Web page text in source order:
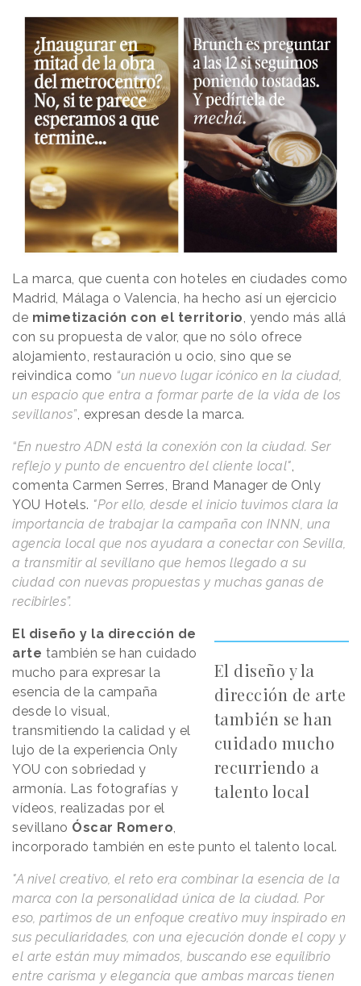
La marca, que cuenta con hoteles en ciudades como
Madrid, Málaga o Valencia, ha hecho así un ejercicio
de mimetización con el territorio , yendo más allá
con su propuesta de valor, que no sólo ofrece
alojamiento, restauración u ocio, sino que se
reivindica como “un nuevo lugar icónico en la ciudad,
un espacio que entra a formar parte de la vida de los
sevillanos” , expresan desde la marca.
“En nuestro ADN está la conexión con la ciudad. Ser
reflejo y punto de encuentro del cliente local"
comenta Carmen Serres, Brand Manager de Only
YOU Hotels. "Por ello, desde el inicio tuvimos clara la
importancia de trabajar la campaña con INNN, una
agencia local que nos ayudara a conectar con Sevilla,
a transmitir al sevillano que hemos llegado a su
ciudad con nuevas propuestas y muchas ganas de
recibirles”.
El diseño y la
dirección de arte
también se han
cuidado mucho
recurriendo a
talento local
El diseño y la dirección de
arte también se han cuidado
mucho para expresar la
esencia de la campaña
desde lo visual,
transmitiendo la calidad y el
lujo de la experiencia Only
YOU con sobriedad y
armonía. Las fotografías y
vídeos, realizadas por el
sevillano Óscar Romero
incorporado también en este punto el talento local.
"A nivel creativo, el reto era combinar la esencia de la
marca con la personalidad única de la ciudad. Por
eso, partimos de un enfoque creativo muy inspirado en
sus peculiaridades, con una ejecución donde el copy y
el arte están muy mimados, buscando ese equilibrio
entre carisma y elegancia que ambas marcas tienen